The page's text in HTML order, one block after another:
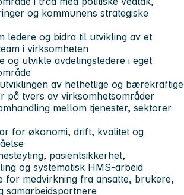
og kommunens strategiske
ledere og bidra til utvikling av et
i virksomheten
og utvikle avdelingsledere i eget
av helhetlige og bærekraftige
på tvers av virksomhetsområder
mellom tjenester, sektorer
for økonomi, drift, kvalitet og
pasientsikkerhet,
og systematisk HMS-arbeid
for medvirkning fra ansatte, brukere,
samarbeidspartnere